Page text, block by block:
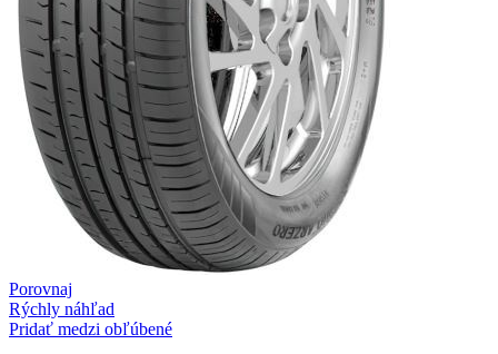
Porovnaj
Rýchly náhľad
Pridať medzi obľúbené